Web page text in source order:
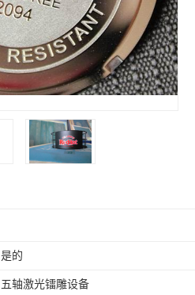
是的
五轴激光镭雕设备